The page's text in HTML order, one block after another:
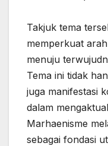
‎Takjuk tema
memperkuat
menuju
Tema ini tidak
juga manifestasi
dalam
Marhaenisme
sebagai fondasi